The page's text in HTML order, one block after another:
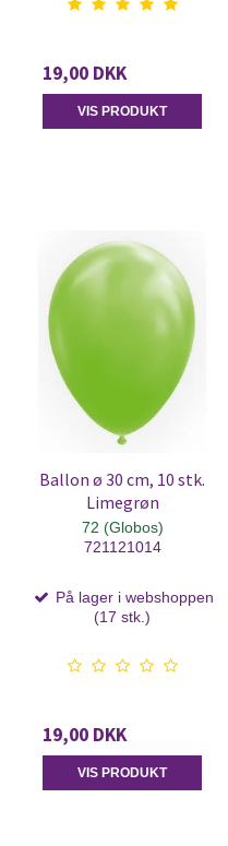
19,00 DKK
VIS PRODUKT
Ballon ø 30 cm, 10 stk.
Limegrøn
72 (Globos)
721121014
På lager i webshoppen
(17 stk.)
19,00 DKK
VIS PRODUKT